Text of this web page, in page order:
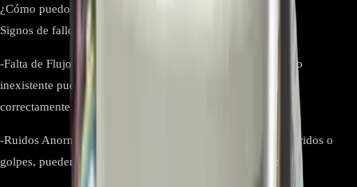
¿Cómo puedo saber si el motor blower está dañado?
Signos de fallo incluyen:
-Falta de Flujo de Aire: Una circulación de aire insuficiente o
inexistente puede señalar que el motor no está funcionando
correctamente.
-Ruidos Anormales: Sonidos extraños, como zumbidos, chirridos o
golpes, pueden indicar problemas mecánicos en el motor.